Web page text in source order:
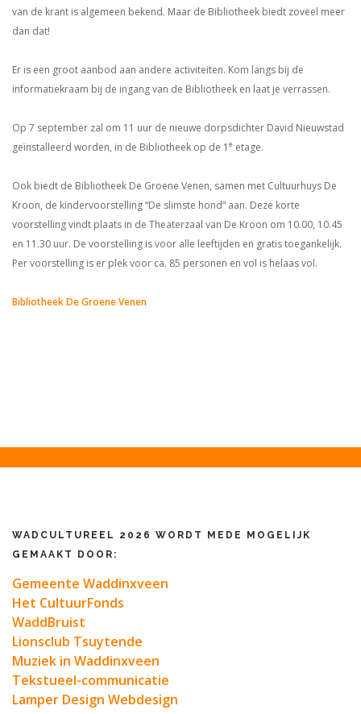
van de krant is algemeen bekend. Maar de Bibliotheek biedt zoveel meer
dan dat!
Er is een groot aanbod aan andere activiteiten. Kom langs bij de
informatiekraam bij de ingang van de Bibliotheek en laat je verrassen.
Op 7 september zal om 11 uur de nieuwe dorpsdichter David Nieuwstad
geïnstalleerd worden, in de Bibliotheek op de 1 e etage.
Ook biedt de Bibliotheek De Groene Venen, samen met Cultuurhuys De
Kroon, de kindervoorstelling “De slimste hond” aan. Deze korte
voorstelling vindt plaats in de Theaterzaal van De Kroon om 10.00, 10.45
en 11.30 uur. De voorstelling is voor alle leeftijden en gratis toegankelijk.
Per voorstelling is er plek voor ca. 85 personen en vol is helaas vol.
Bibliotheek De Groene Venen
WADCULTUREEL 2026 WORDT MEDE MOGELIJK
GEMAAKT DOOR:
Gemeente Waddinxveen
Het CultuurFonds
WaddBruist
Lionsclub Tsuytende
Muziek in Waddinxveen
Tekstueel-communicatie
Lamper Design Webdesign